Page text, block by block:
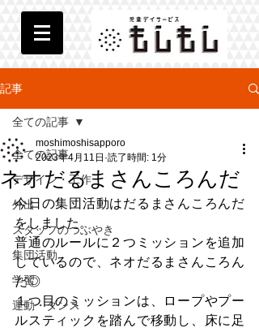
記事
全ての記事
デザイン・工作
外出
スタッフのつぶやき
集団活動
学習
運動・ダンス
全ての記事
ネオだるまさんころんだ
moshimoshisapporo
2023年4月11日 読了時間: 1分
今日の集団活動はだるまさんころんだ
をしました。
普通のルールに２つミッションを追加
しているので、ネオだるまさんころん
だ◎
１つ目のミッションは、ロープやプー
ルスティックを踏んで移動し、床に足